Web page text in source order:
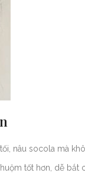
nâu socola mà
tốt hơn, dễ bắt